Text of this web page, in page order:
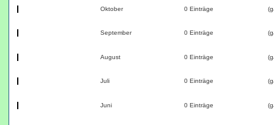
Oktober 0 Einträge
September 0 Einträge
August 0 Einträge
Juli 0 Einträge
Juni 0 Einträge